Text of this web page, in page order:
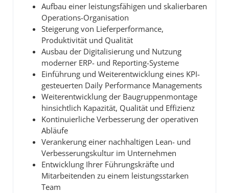
Aufbau einer leistungsfähigen und skalierbaren
Operations-Organisation
Steigerung von Lieferperformance,
Produktivität und Qualität
Ausbau der Digitalisierung und Nutzung
moderner ERP- und Reporting-Systeme
Einführung und Weiterentwicklung eines KPI-
gesteuerten Daily Performance Managements
Weiterentwicklung der Baugruppenmontage
hinsichtlich Kapazität, Qualität und Effizienz
Kontinuierliche Verbesserung der operativen
Abläufe
Verankerung einer nachhaltigen Lean- und
Verbesserungskultur im Unternehmen
Entwicklung Ihrer Führungskräfte und
Mitarbeitenden zu einem leistungsstarken
Team